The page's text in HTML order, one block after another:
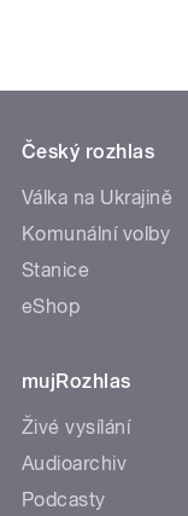
Český rozhlas
Válka na Ukrajině
Komunální volby
Stanice
eShop
mujRozhlas
Živé vysílání
Audioarchiv
Podcasty